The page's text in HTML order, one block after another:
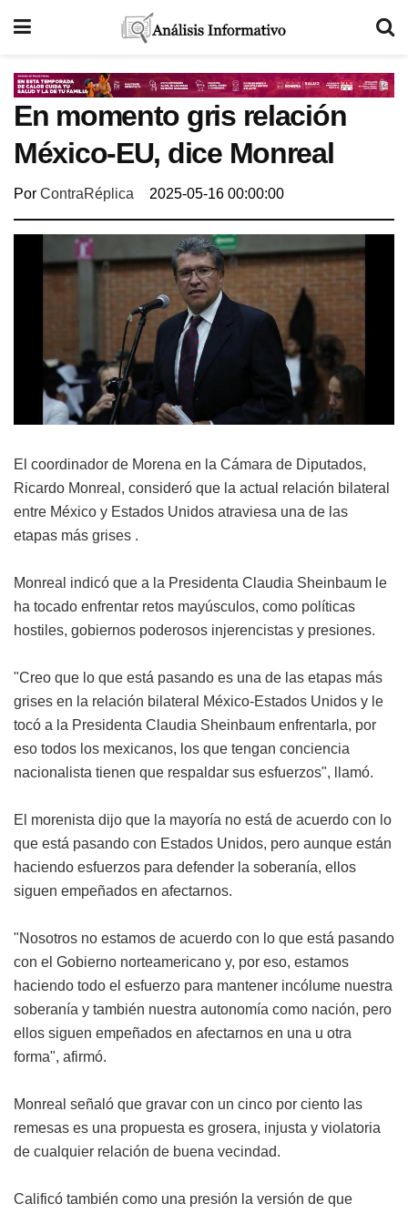
En momento gris relación
México-EU, dice Monreal
Por ContraRéplica 2025-05-16 00:00:00
El coordinador de Morena en la Cámara de Diputados,
Ricardo Monreal, consideró que la actual relación bilateral
entre México y Estados Unidos atraviesa una de las
etapas más grises .
Monreal indicó que a la Presidenta Claudia Sheinbaum le
ha tocado enfrentar retos mayúsculos, como políticas
hostiles, gobiernos poderosos injerencistas y presiones.
"Creo que lo que está pasando es una de las etapas más
grises en la relación bilateral México-Estados Unidos y le
tocó a la Presidenta Claudia Sheinbaum enfrentarla, por
eso todos los mexicanos, los que tengan conciencia
nacionalista tienen que respaldar sus esfuerzos", llamó.
El morenista dijo que la mayoría no está de acuerdo con lo
que está pasando con Estados Unidos, pero aunque están
haciendo esfuerzos para defender la soberanía, ellos
siguen empeñados en afectarnos.
"Nosotros no estamos de acuerdo con lo que está pasando
con el Gobierno norteamericano y, por eso, estamos
haciendo todo el esfuerzo para mantener incólume nuestra
soberanía y también nuestra autonomía como nación, pero
ellos siguen empeñados en afectarnos en una u otra
forma", afirmó.
Monreal señaló que gravar con un cinco por ciento las
remesas es una propuesta es grosera, injusta y violatoria
de cualquier relación de buena vecindad.
Calificó también como una presión la versión de que